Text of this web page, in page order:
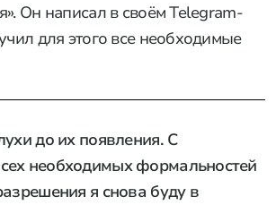
Он написал в своём Telegram-
для этого все необходимые
до их появления. С
необходимых формальностей
я снова буду в